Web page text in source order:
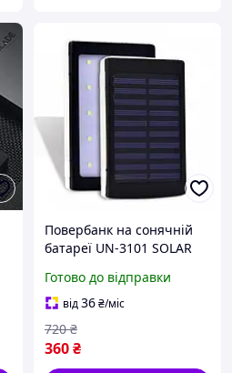
Повербанк на сонячній
батареї UN-3101 SOLAR
мобільна зарядка Power
Bank з LED ліхтариком для
телефону,
Готово до відправки
від36₴/міс
360₴
720 ₴